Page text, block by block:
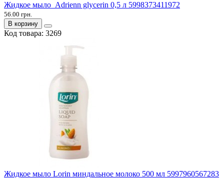
Жидкое мыло Adrienn glycerin 0,5 л 5998373411972
56.00 грн.
В корзину
Код товара: 3269
Жидкое мыло Lorin миндальное молоко 500 мл 5997960567283